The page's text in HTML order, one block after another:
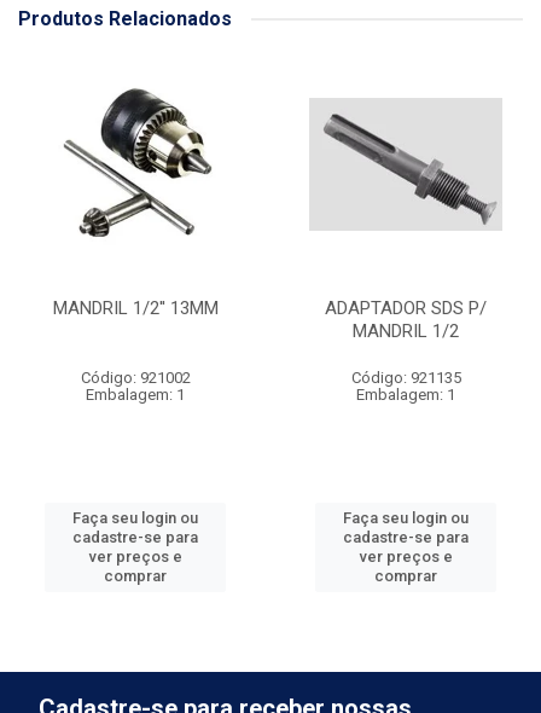
Produtos Relacionados
MANDRIL 1/2'' 13MM
Código: 921002
Embalagem: 1
Faça seu login ou
cadastre-se para
ver preços e
comprar
ADAPTADOR SDS P/
MANDRIL 1/2
Código: 921135
Embalagem: 1
Faça seu login ou
cadastre-se para
ver preços e
comprar